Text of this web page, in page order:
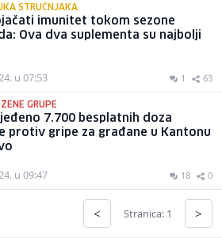
STRUČNJAKA
imunitet tokom sezone
Ova dva suplementa su najbolji
u 07:53 1 63
GRUPE
7.700 besplatnih doza
protiv gripe za građane u Kantonu
u 09:47 18 0
< Stranica: 1 >